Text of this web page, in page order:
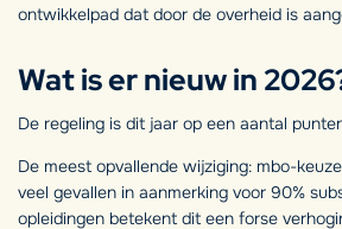
ontwikkelpad dat door de overheid is
Wat is er nieuw in
De regeling is dit jaar op een aantal
De meest opvallende wijziging: mbo-
veel gevallen in aanmerking voor 90%
opleidingen betekent dit een forse